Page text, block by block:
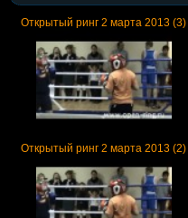
Открытый ринг 2 марта 2013 (3)
Открытый ринг 2 марта 2013 (2)